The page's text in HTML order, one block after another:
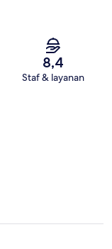
8,4
Staf & layanan